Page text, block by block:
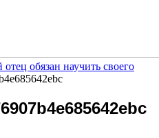
обязан научить своего